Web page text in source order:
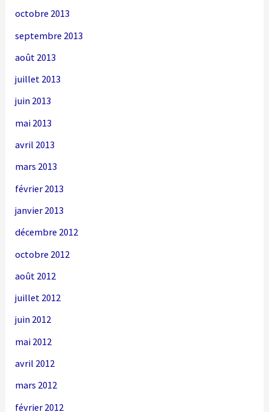
octobre 2013
septembre 2013
août 2013
juillet 2013
juin 2013
mai 2013
avril 2013
mars 2013
février 2013
janvier 2013
décembre 2012
octobre 2012
août 2012
juillet 2012
juin 2012
mai 2012
avril 2012
mars 2012
février 2012